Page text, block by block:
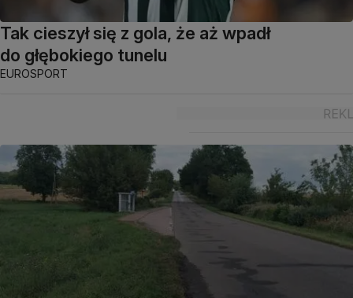
Tak cieszył się z gola, że aż wpadł
do głębokiego tunelu
EUROSPORT